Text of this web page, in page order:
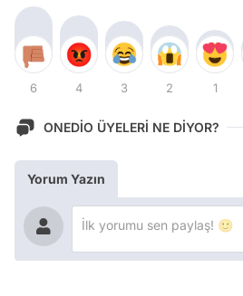
6 4 3 2 1
ONEDİO ÜYELERİ NE DİYOR?
Yorum Yazın